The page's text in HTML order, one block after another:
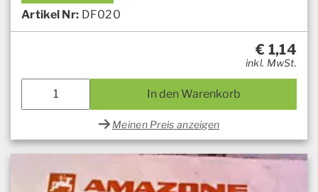
Artikel Nr: DF020
€ 1,14
inkl. MwSt.
In den Warenkorb
Meinen Preis anzeigen